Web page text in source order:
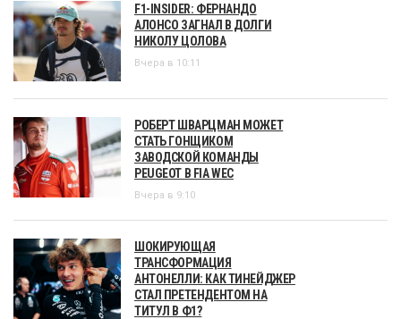
F1-INSIDER: ФЕРНАНДО
АЛОНСО ЗАГНАЛ В ДОЛГИ
НИКОЛУ ЦОЛОВА
Вчера в 10:11
РОБЕРТ ШВАРЦМАН МОЖЕТ
СТАТЬ ГОНЩИКОМ
ЗАВОДСКОЙ КОМАНДЫ
PEUGEOT В FIA WEC
Вчера в 9:10
ШОКИРУЮЩАЯ
ТРАНСФОРМАЦИЯ
АНТОНЕЛЛИ: КАК ТИНЕЙДЖЕР
СТАЛ ПРЕТЕНДЕНТОМ НА
ТИТУЛ В Ф1?